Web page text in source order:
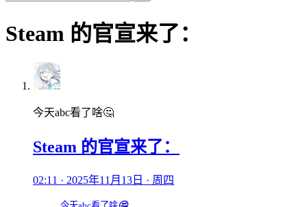
Steam 的官宣来了：
今天abc看了啥🤔
Steam 的官宣来了：
02:11 · 2025年11月13日 · 周四